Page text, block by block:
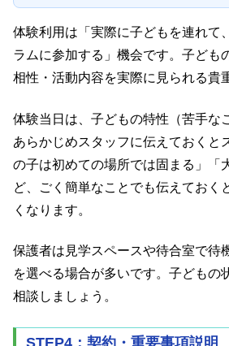
体験利用は「実際に子どもを連れて
ラムに参加する」機会です。子ども
相性・活動内容を実際に見られる貴
体験当日は、子どもの特性（苦手な
あらかじめスタッフに伝えておくと
の子は初めての場所では固まる」「
ど、ごく簡単なことでも伝えておく
くなります。
保護者は見学スペースや待合室で待
を選べる場合が多いです。子どもの
相談しましょう。
STEP4：契約・重要事項説明